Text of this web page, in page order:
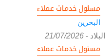
مسئول خدمات عملاء
البحرين
البلاد -
21/07/2026
مسئول خدمات عملاء